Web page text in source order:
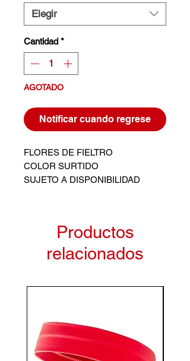
Elegir
Cantidad *
AGOTADO
Notificar cuando regrese
FLORES DE FIELTRO
COLOR SURTIDO
SUJETO A DISPONIBILIDAD
Productos
relacionados